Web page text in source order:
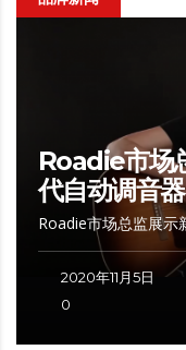
Roadie市场
代自动调音器
Roadie市场总监展示
2020年11月5日
0